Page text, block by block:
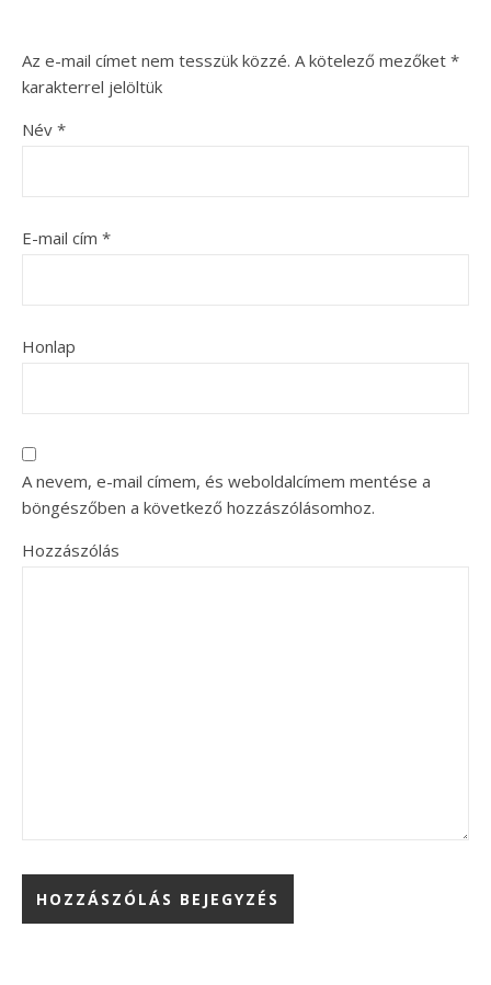
Az e-mail címet nem tesszük közzé. A kötelező mezőket *
karakterrel jelöltük
Név *
E-mail cím *
Honlap
A nevem, e-mail címem, és weboldalcímem mentése a
böngészőben a következő hozzászólásomhoz.
Hozzászólás